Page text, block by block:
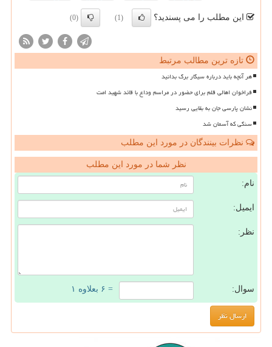
این مطلب را می پسندید؟ (1)
(0)
تازه ترین مطالب مرتبط
هر آنچه باید درباره سیگار برگ بدانید
فراخوان اهالی قلم برای حضور در مراسم وداع با قائد شهید امت
نشان پارسی جان به بقایی رسید
سنگی که آسمان شد
نظرات بینندگان در مورد این مطلب
نظر شما در مورد این مطلب
نام:
ایمیل:
نظر:
سوال: = ۶ بعلاوه ۱